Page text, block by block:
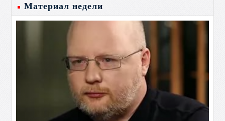
Материал недели